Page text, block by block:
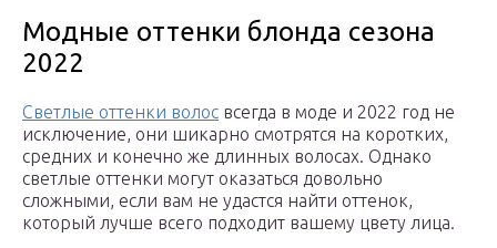
Модные оттенки блонда сезона
2022
Светлые оттенки волос всегда в моде и 2022 год не
исключение, они шикарно смотрятся на коротких,
средних и конечно же длинных волосах. Однако
светлые оттенки могут оказаться довольно
сложными, если вам не удастся найти оттенок,
который лучше всего подходит вашему цвету лица.